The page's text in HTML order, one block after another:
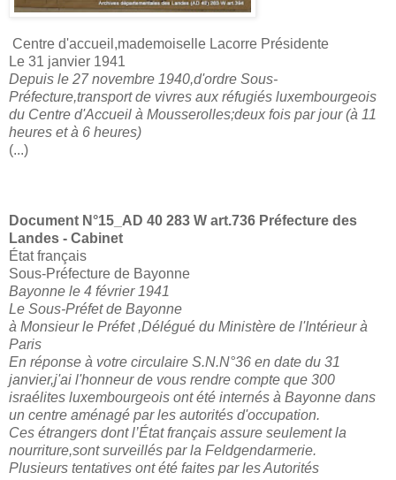
Centre d'accueil,mademoiselle Lacorre Présidente
Le 31 janvier 1941
Depuis le 27 novembre 1940,d'ordre Sous-
Préfecture,transport de vivres aux réfugiés luxembourgeois
du Centre d'Accueil à Mousserolles;deux fois par jour (à 11
heures et à 6 heures)
(...)
Document N°15_ AD 40 283 W art.736 Préfecture des
Landes - Cabinet
État français
Sous-Préfecture de Bayonne
Bayonne le 4 février 1941
Le Sous-Préfet de Bayonne
à Monsieur le Préfet ,Délégué du Ministère de l'Intérieur à
Paris
En réponse à votre circulaire S.N.N°36 en date du 31
janvier,j'ai l'honneur de vous rendre compte que 300
israélites luxembourgeois ont été internés à Bayonne dans
un centre aménagé par les autorités d'occupation.
Ces étrangers dont l’État français assure seulement la
nourriture,sont surveillés par la Feldgendarmerie.
Plusieurs tentatives ont été faites par les Autorités